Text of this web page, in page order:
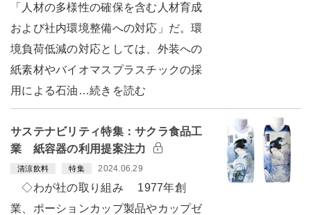
「人材の多様性の確保を含む人材育成
および社内環境整備への対応」だ。環
境負荷低減の対応としては、外装への
紙素材やバイオマスプラスチックの採
用による石油…続きを読む
サステナビリティ特集：サクラ食品工
業 紙容器の利用提案注力
清涼飲料 特集 2024.06.29
◇わが社の取り組み 1977年創
業、ポーションカップ製品やカップゼ